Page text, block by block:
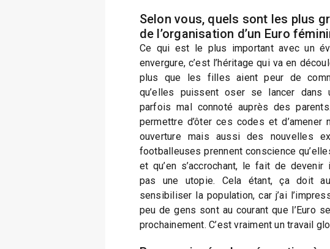
Selon vous, quels sont les plus
de l’organisation d’un Euro
Ce qui est le plus important avec un
envergure, c’est l’héritage qui va en
plus que les filles aient peur de
qu’elles puissent oser se lancer
parfois mal connoté auprès des
permettre d’ôter ces codes et d’amener
ouverture mais aussi des nouvelles
footballeuses prennent conscience
et qu’en s’accrochant, le fait de devenir
pas une utopie. Cela étant, ça doit
sensibiliser la population, car j’ai
peu de gens sont au courant que l’Euro
prochainement. C’est vraiment un travail